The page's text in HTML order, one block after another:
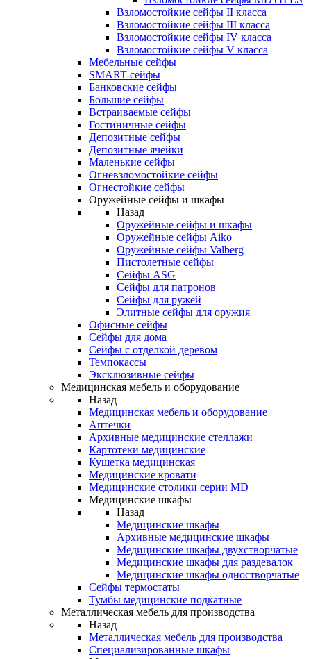
Взломостойкие сейфы II класса
Взломостойкие сейфы III класса
Взломостойкие сейфы IV класса
Взломостойкие сейфы V класса
Мебельные сейфы
SMART-сейфы
Банковские сейфы
Большие сейфы
Встраиваемые сейфы
Гостиничные сейфы
Депозитные сейфы
Депозитные ячейки
Маленькие сейфы
Огневзломостойкие сейфы
Огнестойкие сейфы
Оружейные сейфы и шкафы
Назад
Оружейные сейфы и шкафы
Оружейные сейфы Aiko
Оружейные сейфы Valberg
Пистолетные сейфы
Сейфы ASG
Сейфы для патронов
Сейфы для ружей
Элитные сейфы для оружия
Офисные сейфы
Сейфы для дома
Сейфы с отделкой деревом
Темпокассы
Эксклюзивные сейфы
Медицинская мебель и оборудование
Назад
Медицинская мебель и оборудование
Аптечки
Архивные медицинские стеллажи
Картотеки медицинские
Кушетка медицинская
Медицинские кровати
Медицинские столики серии MD
Медицинские шкафы
Назад
Медицинские шкафы
Архивные медицинские шкафы
Медицинские шкафы двухстворчатые
Медицинские шкафы для раздевалок
Медицинские шкафы одностворчатые
Сейфы термостаты
Тумбы медицинские подкатные
Металлическая мебель для производства
Назад
Металлическая мебель для производства
Cпециализированные шкафы